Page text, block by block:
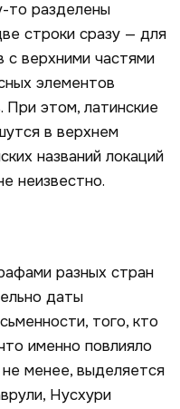
то разделены
строки сразу — для
с верхними частями
элементов
При этом, латинские
в верхнем
названий локаций
неизвестно.
разных стран
даты
того, кто
именно повлияло
менее, выделяется
Нусхури